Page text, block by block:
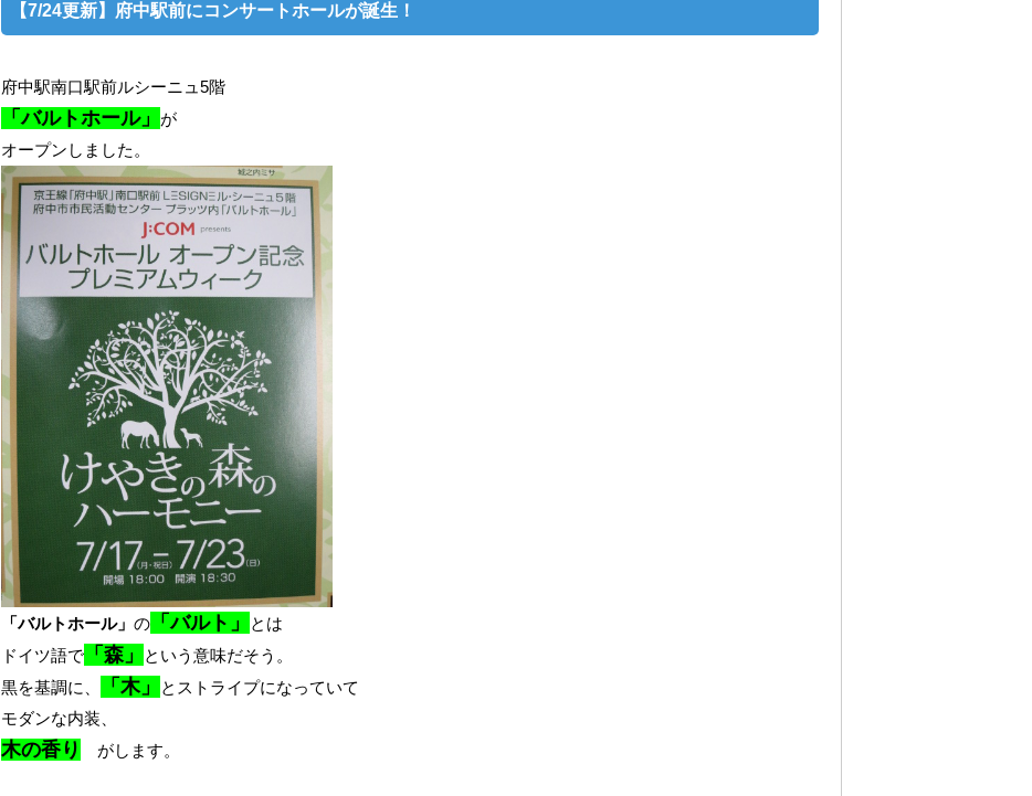
【7/24更新】府中駅前にコンサートホールが誕生！
府中駅南口駅前ルシーニュ5階
「バルトホール」
が
オープンしました。
「バルトホール」 の 「バルト」
とは
ドイツ語で 「森」
という意味だそう。
黒を基調に、
「木」
とストライプになっていて
モダンな内装、
木の香り がします。